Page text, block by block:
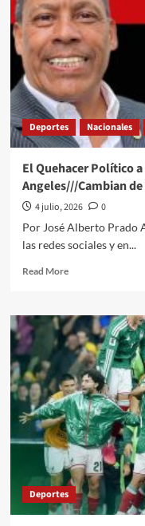
aguerrido
Paraguay,
pero
Mbappé
instala
a
los
suyos
en
Cuartos
Final
del
Mundial
Deportes Nacionales
El Quehacer Político
Angeles///Cambian
4 julio, 2026
0
Por José Alberto Prado
las redes sociales y en...
Read MoreRead
El
Quehacer
Político
través///Jose
Alberto
Prado
Angeles///
de
horarios
como
de
calzones
Deportes